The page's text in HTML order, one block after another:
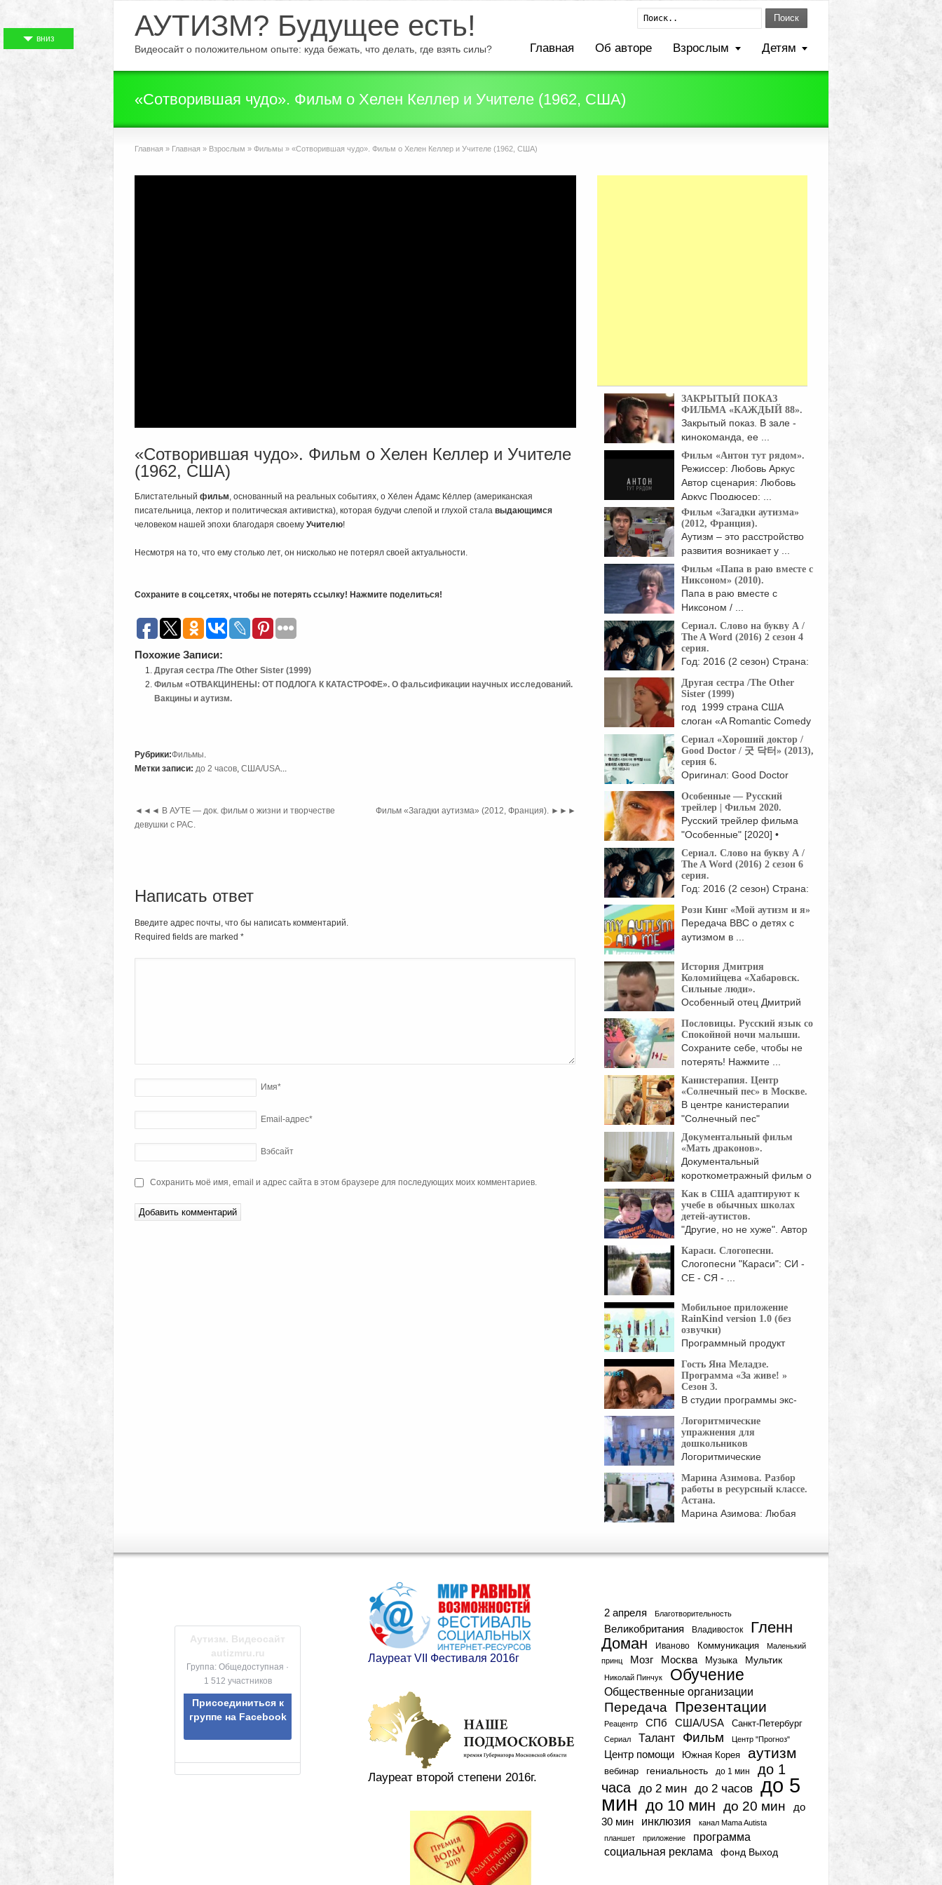
АУТИЗМ? Будущее есть!
Видеосайт о положительном опыте: куда бежать, что делать, где взять силы?
Поиск
Главная Об авторе Взрослым Детям
«Сотворившая чудо». Фильм о Хелен Келлер и Учителе (1962, США)
Главная » Главная » Взрослым » Фильмы » «Сотворившая чудо». Фильм о Хелен Келлер и Учителе (1962, США)
«Сотворившая чудо». Фильм о Хелен Келлер и Учителе
(1962, США)
Блистательный фильм, основанный на реальных событиях, о Хе́лен А́дамс Ке́ллер (американская
писательница, лектор и политическая активистка), которая будучи слепой и глухой стала выдающимся
человеком нашей эпохи благодаря своему Учителю!
Несмотря на то, что ему столько лет, он нисколько не потерял своей актуальности.
Сохраните в соц.сетях, чтобы не потерять ссылку! Нажмите поделиться!
Похожие Записи:
Другая сестра /The Other Sister (1999)
Фильм «ОТВАКЦИНЕНЫ: ОТ ПОДЛОГА К КАТАСТРОФЕ». О фальсификации научных исследований.
Вакцины и аутизм.
Рубрики:Фильмы.
Метки записи: до 2 часов, США/USA...
◄◄◄ В АУТЕ — док. фильм о жизни и творчестве
девушки c РАС.
Фильм «Загадки аутизма» (2012, Франция). ►►►
Написать ответ
Введите адрес почты, что бы написать комментарий.
Required fields are marked *
Имя*
Email-адрес*
Вэбсайт
Сохранить моё имя, email и адрес сайта в этом браузере для последующих моих комментариев.
ЗАКРЫТЫЙ ПОКАЗ
ФИЛЬМА «КАЖДЫЙ 88».
Закрытый показ. В зале -
кинокоманда, ее ...
Фильм «Антон тут рядом».
Режиссер: Любовь Аркус
Автор сценария: Любовь
Аркус Продюсер: ...
Фильм «Загадки аутизма»
(2012, Франция).
Аутизм – это расстройство
развития возникает у ...
Фильм «Папа в раю вместе с
Никсоном» (2010).
Папа в раю вместе с
Никсоном / ...
Сериал. Слово на букву А /
The A Word (2016) 2 сезон 4
серия.
Год: 2016 (2 сезон) Страна:
Питер Каттанео, ...
Другая сестра /The Other
Sister (1999)
год 1999 страна США
слоган «A Romantic Comedy
About ...
Сериал «Хороший доктор /
Good Doctor / 굿 닥터» (2013),
серия 6.
Оригинал: Good Doctor
Страна: Корея Южная Год:
...
Особенные — Русский
трейлер | Фильм 2020.
Русский трейлер фильма
"Особенные" [2020] •
Премьера: ►16 ...
Сериал. Слово на букву А /
The A Word (2016) 2 сезон 6
серия.
Год: 2016 (2 сезон) Страна:
Питер Каттанео, ...
Рози Кинг «Мой аутизм и я»
Передача ВВС о детях с
аутизмом в ...
История Дмитрия
Коломийцева «Хабаровск.
Сильные люди».
Особенный отец Дмитрий
...
Пословицы. Русский язык со
Спокойной ночи малыши.
Сохраните себе, чтобы не
потерять! Нажмите ...
Канистерапия. Центр
«Солнечный пес» в Москве.
В центре канистерапии
"Солнечный пес"
золотистые ретриверы ...
Документальный фильм
«Мать драконов».
Документальный
короткометражный фильм о
жизни прекрасной
учительницы, ...
Как в США адаптируют к
учебе в обычных школах
детей-аутистов.
"Другие, но не хуже". Автор
Караси. Слогопесни.
Слогопесни "Караси": СИ -
СЕ - СЯ - ...
Мобильное приложение
RainKind version 1.0 (без
озвучки)
Программный продукт
использоваться родителями
и ...
Гость Яна Меладзе.
Программа «За живе! »
Сезон 3.
В студии программы экс-
Меладзе рассказала ...
Логоритмические
упражнения для
дошкольников
Логоритмические
хореографии для детей ...
Марина Азимова. Разбор
работы в ресурсный классе.
Астана.
Марина Азимова: Любая
Аутизм. Видеосайт
autizmru.ru
Группа: Общедоступная ·
1 512 участников
Присоединиться к
группе на Facebook
Лауреат VII Фестиваля 2016г
Лауреат второй степени 2016г.
2 апреля Благотворительность
Великобритания Владивосток
Гленн
Доман
Иваново Коммуникация
Маленький
принц
Мозг Москва Музыка Мультик
Николай Пинчук Обучение
Общественные организации
Передача Презентации
Реацентр СПб США/USA Санкт-Петербург
Сериал Талант Фильм Центр "Прогноз"
Центр помощи Южная Корея аутизм
вебинар гениальность до 1 мин
до 1
часа
до 2 мин до 2 часов до 5
мин до 10 мин до 20 мин
до
30 мин
инклюзия
канал Mama Autista
планшет
приложение программа
социальная реклама фонд Выход
вниз